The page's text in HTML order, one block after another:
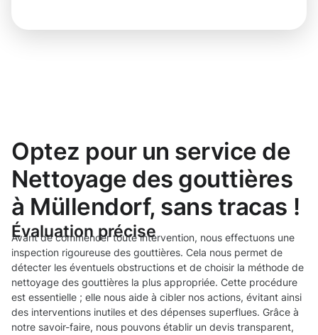
Optez pour un service de
Nettoyage des gouttières
à Müllendorf, sans tracas !
Évaluation précise
Avant de commencer toute intervention, nous effectuons une
inspection rigoureuse des gouttières. Cela nous permet de
détecter les éventuels obstructions et de choisir la méthode de
nettoyage des gouttières la plus appropriée. Cette procédure
est essentielle ; elle nous aide à cibler nos actions, évitant ainsi
des interventions inutiles et des dépenses superflues. Grâce à
notre savoir-faire, nous pouvons établir un devis transparent,